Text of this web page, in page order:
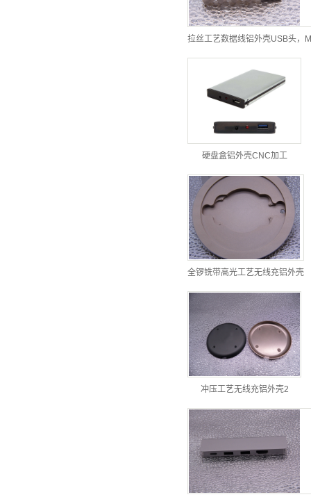
拉丝工艺数据线铝外壳USB头，
硬盘盒铝外壳CNC加工
全锣铣带高光工艺无线充铝外壳
冲压工艺无线充铝外壳2